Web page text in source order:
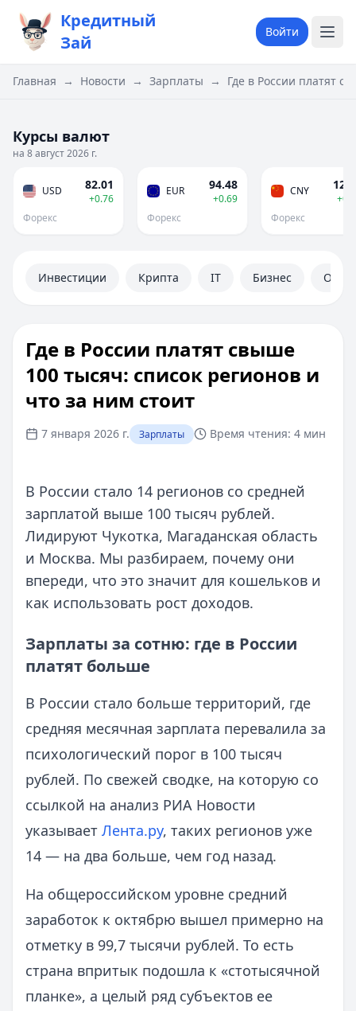
Кредитный
Зай
Войти
Главная → Новости → Зарплаты → Где в России платят
Курсы валют
на 8 август 2026 г.
USD 82.01
+0.76
Форекс
EUR 94.48
+0.69
Форекс
CNY
Форекс
Инвестиции Крипта IT Бизнес
Где в России платят свыше
100 тысяч: список регионов и
что за ним стоит
7 января 2026 г. Зарплаты Время чтения: 4 мин
В России стало 14 регионов со средней
зарплатой выше 100 тысяч рублей.
Лидируют Чукотка, Магаданская область
и Москва. Мы разбираем, почему они
впереди, что это значит для кошельков и
как использовать рост доходов.
Зарплаты за сотню: где в России
платят больше
В России стало больше территорий, где
средняя месячная зарплата перевалила за
психологический порог в 100 тысяч
рублей. По свежей сводке, на которую со
ссылкой на анализ РИА Новости
указывает Лента.ру, таких регионов уже
14 — на два больше, чем год назад.
На общероссийском уровне средний
заработок к октябрю вышел примерно на
отметку в 99,7 тысячи рублей. То есть
страна впритык подошла к «стотысячной
планке», а целый ряд субъектов ее